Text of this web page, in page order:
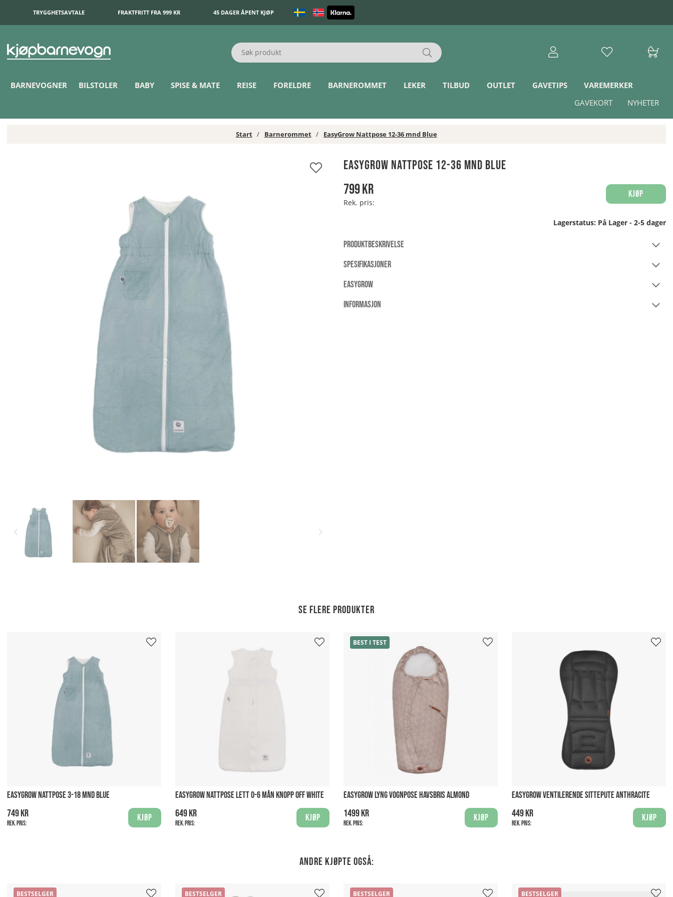
TRYGGHETSAVTALE FRAKTFRITT FRA 999 KR 45 DAGER ÅPENT KJØP
BARNEVOGNER BILSTOLER BABY SPISE & MATE REISE FORELDRE BARNEROMMET LEKER TILBUD OUTLET GAVETIPS
VAREMERKER
NYHETER
GAVEKORT
Start Barnerommet EasyGrow Nattpose 12-36 mnd Blue
EasyGrow Nattpose 12-36 mnd Blue
799kr
Rek. pris:
Kjøp
Lagerstatus: På Lager - 2-5 dager
PRODUKTBESKRIVELSE
SPESIFIKASJONER
EASYGROW
INFORMASJON
Se flere produkter
EASYGROW NATTPOSE 3-18 MND BLUE
749 kr
Rek. pris:
Kjøp
EASYGROW NATTPOSE LETT 0-6 MÅN KNOPP OFF WHITE
649 kr
Rek. pris:
Kjøp
BEST I TEST
EASYGROW LYNG VOGNPOSE HAVSBRIS ALMOND
1499 kr
Rek. pris:
Kjøp
EASYGROW VENTILERENDE SITTEPUTE ANTHRACITE
449 kr
Rek. pris:
Kjøp
Andre kjøpte også:
BESTSELGER BESTSELGER BESTSELGER BESTSELGER